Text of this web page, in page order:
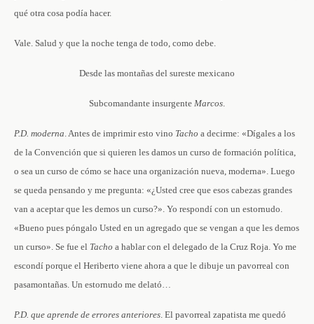
qué otra cosa podía hacer.
Vale. Salud y que la noche tenga de todo, como debe.
Desde las montañas del sureste mexicano
Subcomandante insurgente Marcos.
P.D. moderna. Antes de imprimir esto vino Tacho a decirme: «Dígales a los
de la Convención que si quieren les damos un curso de formación política,
o sea un curso de cómo se hace una organización nueva, moderna». Luego
se queda pensando y me pregunta: «¿Usted cree que esos cabezas grandes
van a aceptar que les demos un curso?». Yo respondí con un estornudo.
«Bueno pues póngalo Usted en un agregado que se vengan a que les demos
un curso». Se fue el Tacho a hablar con el delegado de la Cruz Roja. Yo me
escondí porque el Heriberto viene ahora a que le dibuje un pavorreal con
pasamontañas. Un estornudo me delató…
P.D. que aprende de errores anteriores. El pavorreal zapatista me quedó